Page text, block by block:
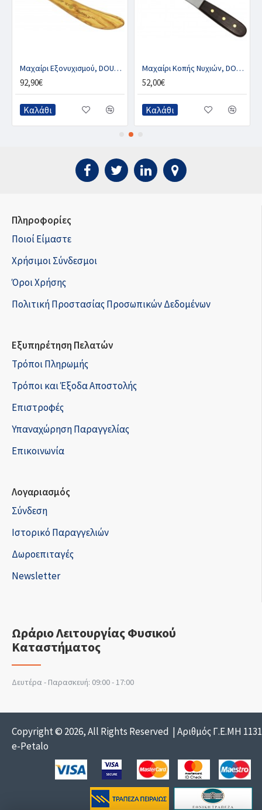
Μαχαίρι Εξονυχισμού, DOUBLE-S VET LOOP
92,90€
Καλάθι
Μαχαίρι Κοπής Νυχιών, DOUBLE-S KURKI
52,00€
Καλάθι
Πληροφορίες
Ποιοί Είμαστε
Χρήσιμοι Σύνδεσμοι
Όροι Χρήσης
Πολιτική Προστασίας Προσωπικών Δεδομένων
Εξυπηρέτηση Πελατών
Τρόποι Πληρωμής
Τρόποι και Έξοδα Αποστολής
Επιστροφές
Υπαναχώρηση Παραγγελίας
Επικοινωνία
Λογαριασμός
Σύνδεση
Ιστορικό Παραγγελιών
Δωροεπιταγές
Newsletter
Ωράριο Λειτουργίας Φυσικού
Καταστήματος
Δευτέρα - Παρασκευή: 09:00 - 17:00
Copyright © 2026, All Rights Reserved | Αριθμός Γ.Ε.ΜΗ
e-Petalo